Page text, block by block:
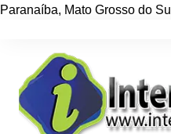
Paranaíba, Mato Grosso do Sul
conteúdo